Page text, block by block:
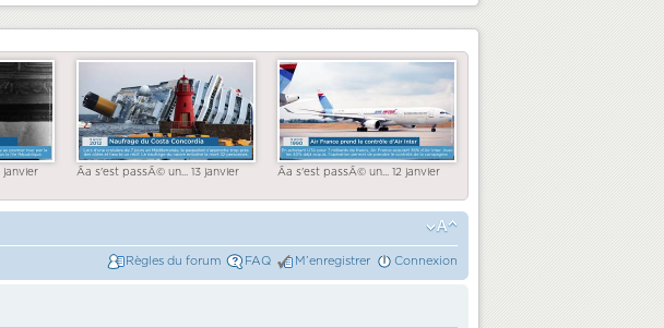
janvier Ãa s'est passÃ© un... 13 janvier Ãa s'est passÃ© un... 12 janvier
Règles du forum FAQ M’enregistrer Connexion